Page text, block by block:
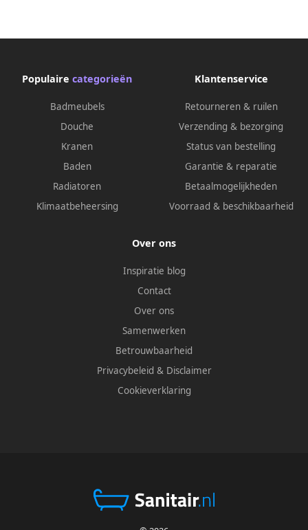
fiberlaag EDEN 80X80X3
eenvoudig te reinigen 16
Populaire categorieën
Badmeubels
Douche
Kranen
Baden
Radiatoren
Klimaatbeheersing
Klantenservice
Retourneren & ruilen
Verzending & bezorging
Status van bestelling
Garantie & reparatie
Betaalmogelijkheden
Voorraad & beschikbaarheid
Over ons
Inspiratie blog
Contact
Over ons
Samenwerken
Betrouwbaarheid
Privacybeleid & Disclaimer
Cookieverklaring